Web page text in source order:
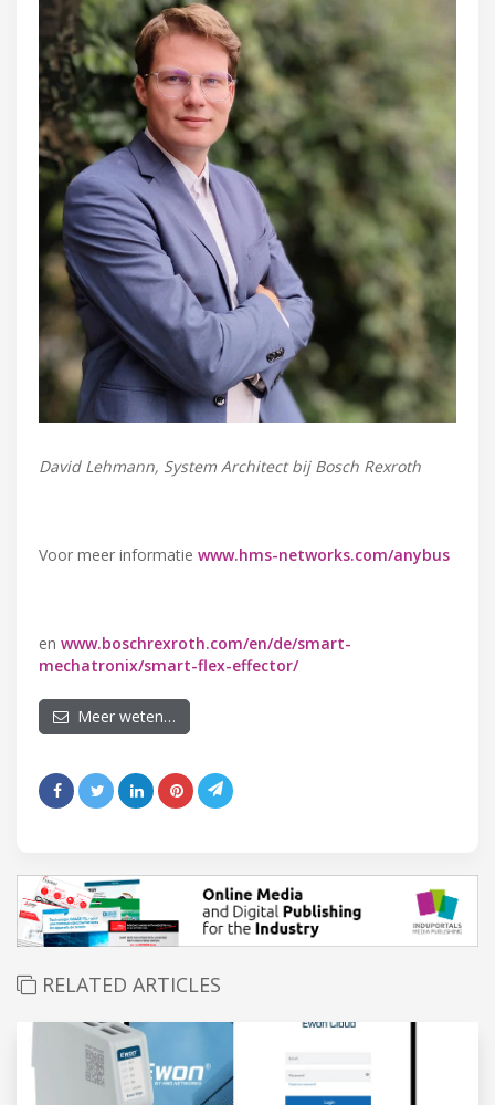
David Lehmann, System Architect bij Bosch Rexroth
Voor meer informatie www.hms-networks.com/anybus
en www.boschrexroth.com/en/de/smart-
mechatronix/smart-flex-effector/
Meer weten…
RELATED ARTICLES